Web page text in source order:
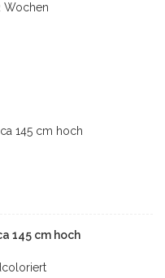
Wochen
145 cm hoch